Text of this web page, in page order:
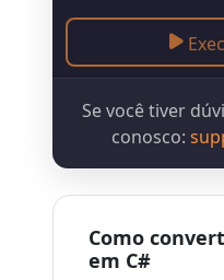
Se você tiver
conosco:
Como
em C#